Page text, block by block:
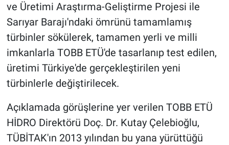
ve Üretimi Araştırma-Geliştirme Projesi ile
Sarıyar Barajı'ndaki ömrünü tamamlamış
türbinler sökülerek, tamamen yerli ve milli
imkanlarla TOBB ETÜ'de tasarlanıp test edilen,
üretimi Türkiye'de gerçekleştirilen yeni
türbinlerle değiştirilecek.
Açıklamada görüşlerine yer verilen TOBB ETÜ
HİDRO Direktörü Doç. Dr. Kutay Çelebioğlu,
TÜBİTAK'ın 2013 yılından bu yana yürüttüğü